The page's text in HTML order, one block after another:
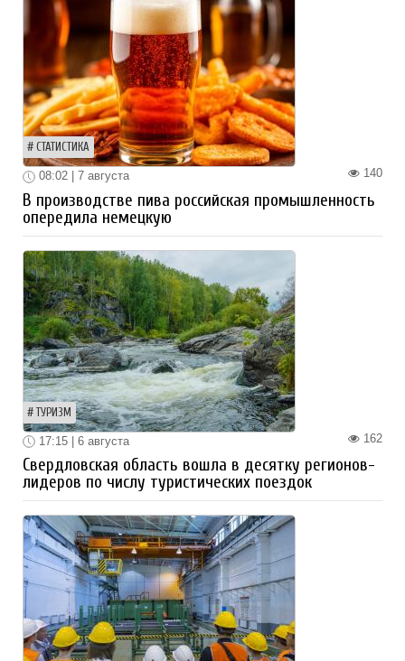
СТАТИСТИКА
140
08:02 | 7 августа
В производстве пива российская промышленность
опередила немецкую
ТУРИЗМ
162
17:15 | 6 августа
Свердловская область вошла в десятку регионов-
лидеров по числу туристических поездок